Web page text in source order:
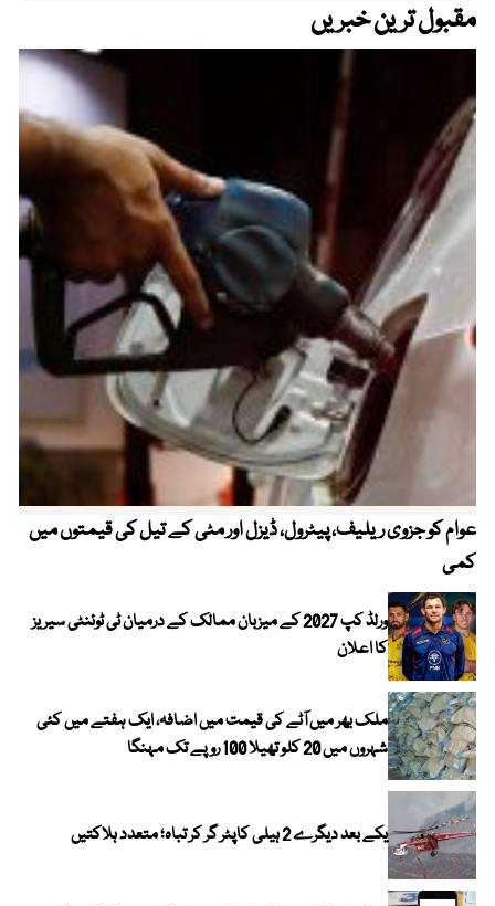
مقبول ترین خبریں
عوام کو جزوی ریلیف، پیٹرول، ڈیزل اور مٹی کے تیل کی قیمتوں میں
کمی
ورلڈ کپ 2027 کے میزبان ممالک کے درمیان ٹی ٹوئنٹی سیریز
کا اعلان
ملک بھر میں آٹے کی قیمت میں اضافہ، ایک ہفتے میں کئی
شہروں میں 20 کلو تھیلا 100 روپے تک مہنگا
یکے بعد دیگرے 2 ہیلی کاپٹر گر کر تباہ؛ متعدد ہلاکتیں